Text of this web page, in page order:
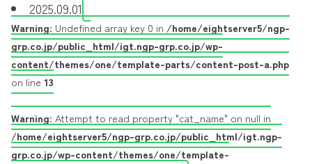
2025.09.01
Warning: Undefined array key 0 in /home/eightserver5/ngp-
grp.co.jp/public_html/igt.ngp-grp.co.jp/wp-
content/themes/one/template-parts/content-post-a.php
on line 13
Warning: Attempt to read property "cat_name" on null in
/home/eightserver5/ngp-grp.co.jp/public_html/igt.ngp-
grp.co.jp/wp-content/themes/one/template-